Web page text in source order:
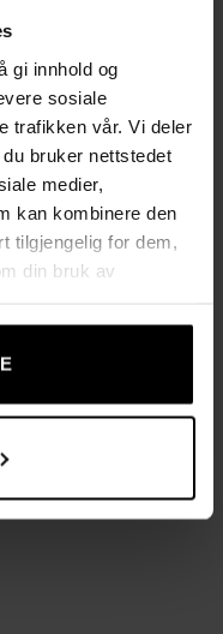
gi innhold og
sosiale
trafikken vår. Vi deler
bruker nettstedet
medier,
kan kombinere den
tilgjengelig for dem,
din bruk av
å rengjøre